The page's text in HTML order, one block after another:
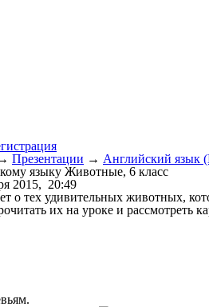
Презентации → Английский язык
языку Животные, 6 класс
2015, 20:49
о тех удивительных животных,
их на уроке и